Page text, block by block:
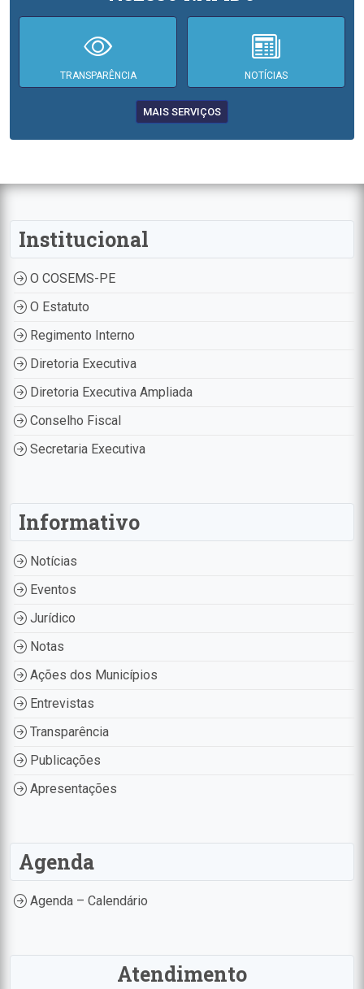
TRANSPARÊNCIA NOTÍCIAS
MAIS SERVIÇOS
Institucional
O COSEMS-PE
O Estatuto
Regimento Interno
Diretoria Executiva
Diretoria Executiva Ampliada
Conselho Fiscal
Secretaria Executiva
Informativo
Notícias
Eventos
Jurídico
Notas
Ações dos Municípios
Entrevistas
Transparência
Publicações
Apresentações
Agenda
Agenda – Calendário
Atendimento